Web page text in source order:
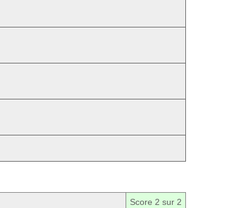
Score 2 sur 2